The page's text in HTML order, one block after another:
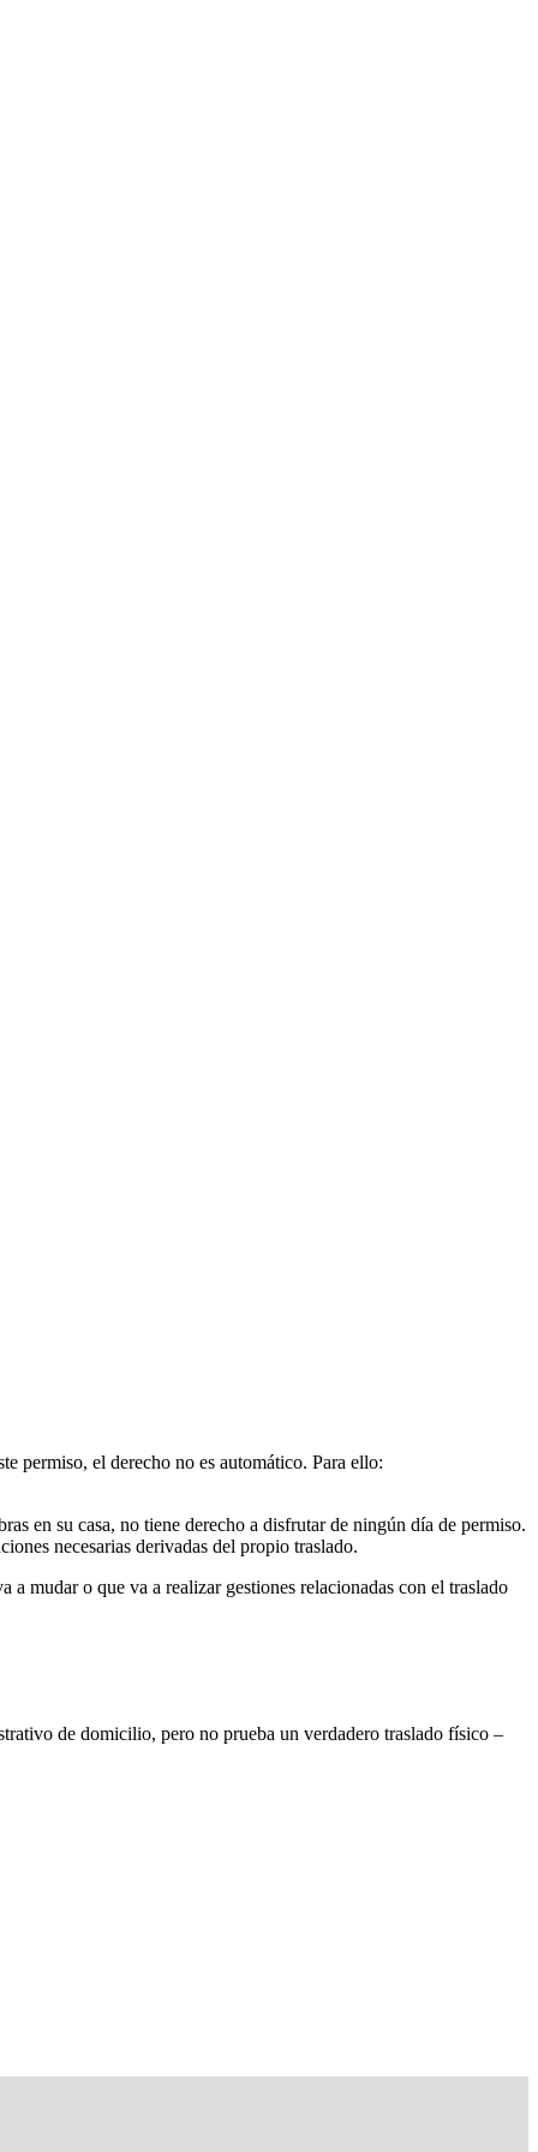
permiso, el derecho no es automático. Para ello:
en su casa, no tiene derecho a disfrutar de ningún día de permiso.
necesarias derivadas del propio traslado.
mudar o que va a realizar gestiones relacionadas con el traslado
de domicilio, pero no prueba un verdadero traslado físico –